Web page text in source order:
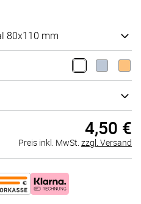
80x110 mm
4,50 €
Preis inkl. MwSt. zzgl. Versand